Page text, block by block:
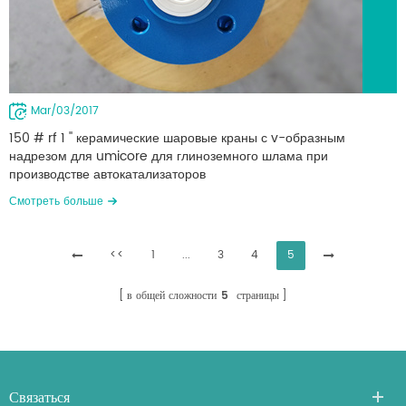
Mar/03/2017
150 # rf 1 '' керамические шаровые краны с v-образным
надрезом для umicore для глиноземного шлама при
производстве автокатализаторов
смотреть больше
<< 1 ... 3 4 5
в общей сложности 5 страницы
Связаться